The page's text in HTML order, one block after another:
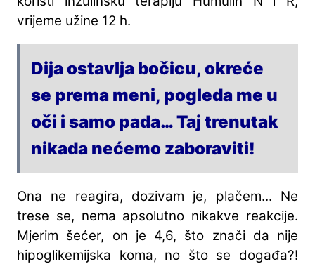
vrijeme užine 12 h.
Dija ostavlja bočicu, okreće
se prema meni, pogleda me u
oči i samo pada… Taj trenutak
nikada nećemo zaboraviti!
Ona ne reagira, dozivam je, plačem... Ne
trese se, nema apsolutno nikakve reakcije.
Mjerim šećer, on je 4,6, što znači da nije
hipoglikemijska koma, no što se događa?!